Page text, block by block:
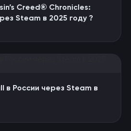
Creed® Chronicles:
через Steam в 2025 году ?
в